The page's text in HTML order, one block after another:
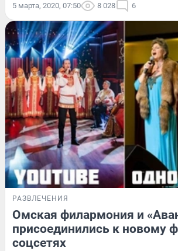
5 марта, 2020, 07:50 8 028 6
РАЗВЛЕЧЕНИЯ
Омская филармония и
присоединились к новому
соцсетях